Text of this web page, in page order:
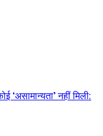
‘असामान्यता’ नहीं मिली: